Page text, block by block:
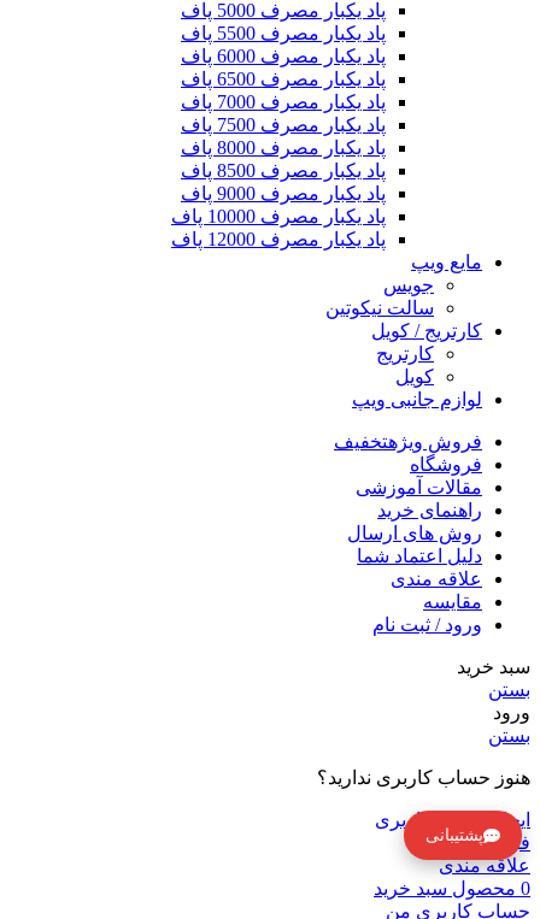
پاد یکبار مصرف 5000 پاف
پاد یکبار مصرف 5500 پاف
پاد یکبار مصرف 6000 پاف
پاد یکبار مصرف 6500 پاف
پاد یکبار مصرف 7000 پاف
پاد یکبار مصرف 7500 پاف
پاد یکبار مصرف 8000 پاف
پاد یکبار مصرف 8500 پاف
پاد یکبار مصرف 9000 پاف
پاد یکبار مصرف 10000 پاف
پاد یکبار مصرف 12000 پاف
مایع ویپ
جویس
سالت نیکوتین
کارتریج / کویل
کارتریج
کویل
لوازم جانبی ویپ
فروش ویژهتخفیف
فروشگاه
مقالات آموزشی
راهنمای خرید
روش های ارسال
دلیل اعتماد شما
علاقه مندی
مقایسه
ورود / ثبت نام
سبد خرید
بستن
ورود
بستن
هنوز حساب کاربری ندارید؟
ایجاد حساب کاربری
فروشگاه
علاقه مندی
0 محصول سبد خرید
حساب کاربری من
پشتیبانی